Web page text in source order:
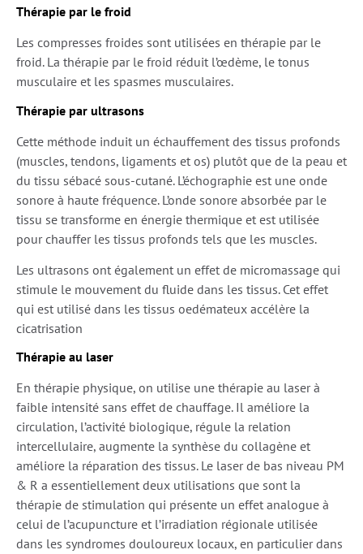
Thérapie par le froid
Les compresses froides sont utilisées en thérapie par le
froid. La thérapie par le froid réduit l’œdème, le tonus
musculaire et les spasmes musculaires.
Thérapie par ultrasons
Cette méthode induit un échauffement des tissus profonds
(muscles, tendons, ligaments et os) plutôt que de la peau et
du tissu sébacé sous-cutané. L’échographie est une onde
sonore à haute fréquence. L’onde sonore absorbée par le
tissu se transforme en énergie thermique et est utilisée
pour chauffer les tissus profonds tels que les muscles.
Les ultrasons ont également un effet de micromassage qui
stimule le mouvement du fluide dans les tissus. Cet effet
qui est utilisé dans les tissus oedémateux accélère la
cicatrisation
Thérapie au laser
En thérapie physique, on utilise une thérapie au laser à
faible intensité sans effet de chauffage. Il améliore la
circulation, l’activité biologique, régule la relation
intercellulaire, augmente la synthèse du collagène et
améliore la réparation des tissus. Le laser de bas niveau PM
& R a essentiellement deux utilisations que sont la
thérapie de stimulation qui présente un effet analogue à
celui de l’acupuncture et l’irradiation régionale utilisée
dans les syndromes douloureux locaux, en particulier dans